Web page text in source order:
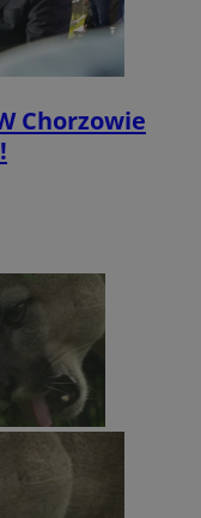
Chorzowie